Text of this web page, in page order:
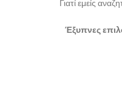
Γιατί εμείς
Έξυπνες